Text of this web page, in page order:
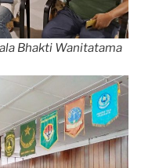
Bhakti Wanitatama